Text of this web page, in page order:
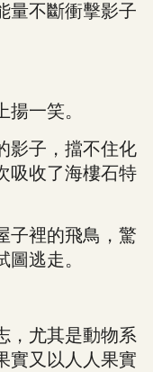
不斷衝擊影子
一笑。
子，擋不住化
吸收了海樓石特
裡的飛鳥，驚
逃走。
尤其是動物系
實又以人人果實